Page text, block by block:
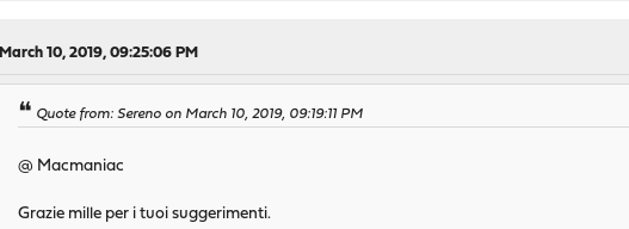
March 10, 2019, 09:25:06 PM
Quote from: Sereno on March 10, 2019, 09:19:11 PM
@ Macmaniac
Grazie mille per i tuoi suggerimenti.